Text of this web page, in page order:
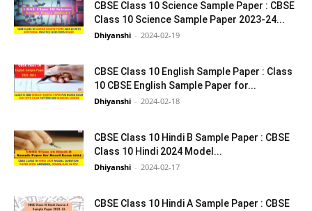
CBSE Class 10 Science Sample Paper : CBSE
Class 10 Science Sample Paper 2023-24...
Dhiyanshi - 2024-02-19
CBSE Class 10 English Sample Paper : Class
10 CBSE English Sample Paper for...
Dhiyanshi - 2024-02-18
CBSE Class 10 Hindi B Sample Paper : CBSE
Class 10 Hindi 2024 Model...
Dhiyanshi - 2024-02-17
CBSE Class 10 Hindi A Sample Paper : CBSE